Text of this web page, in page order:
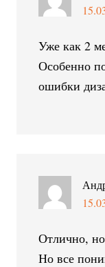
Уже как 2
Особенно
ошибки
Отлично,
Но все